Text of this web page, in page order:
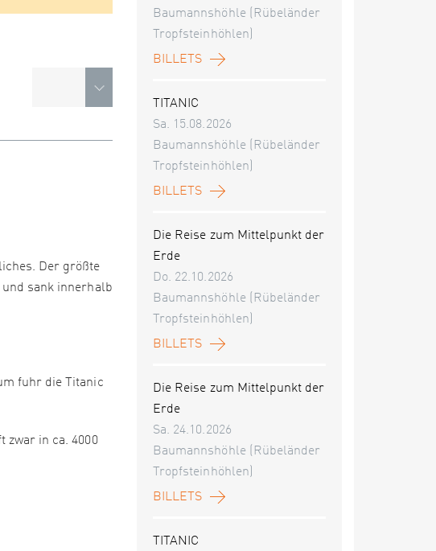
Der größte
sank innerhalb
fuhr die Titanic
zwar in ca. 4000
Baumannshöhle (Rübeländer
Tropfsteinhöhlen)
BILLETS
TITANIC
Sa. 15.08.2026
Baumannshöhle (Rübeländer
Tropfsteinhöhlen)
BILLETS
Die Reise zum Mittelpunkt der
Erde
Do. 22.10.2026
Baumannshöhle (Rübeländer
Tropfsteinhöhlen)
BILLETS
Die Reise zum Mittelpunkt der
Erde
Sa. 24.10.2026
Baumannshöhle (Rübeländer
Tropfsteinhöhlen)
BILLETS
TITANIC